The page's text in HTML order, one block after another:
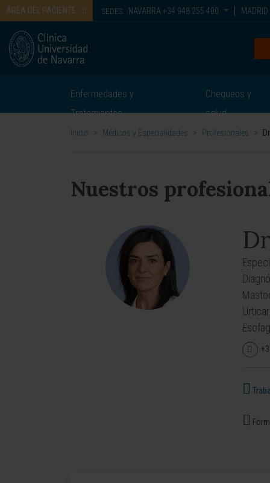
ÁREA DEL PACIENTE SEDES: NAVARRA +34 948 255 400 MADRID
Enfermedades y
Tratamientos
Chequeos y
salud
Inicio > Médicos y Especialidades > Profesionales >
Nuestros